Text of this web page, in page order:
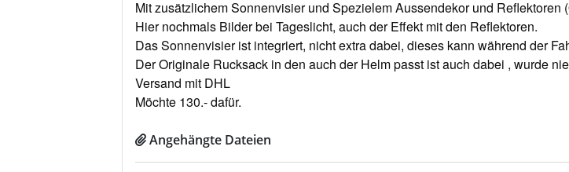
Mit zusätzlichem Sonnenvisier und Spezielem Aussendekor und
Hier nochmals Bilder bei Tageslicht, auch der Effekt mit den Reflektoren.
Das Sonnenvisier ist integriert, nicht extra dabei, dieses kann während der
Der Originale Rucksack in den auch der Helm passt ist auch dabei , wurde
Versand mit DHL
Möchte 130.- dafür.
Angehängte Dateien